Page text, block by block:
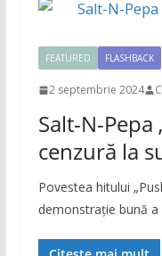
FEATURED FLASHBACK
2 septembrie 2024
Salt-N-Pepa
cenzură la
Povestea hitului
demonstraţie bună a